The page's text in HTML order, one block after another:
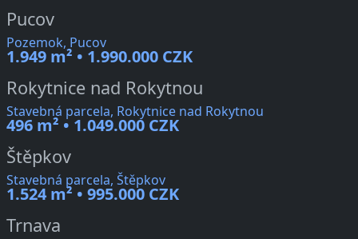
Pucov
Pozemok, Pucov
1.949 m² • 1.990.000 CZK
Rokytnice nad Rokytnou
Stavebná parcela, Rokytnice nad Rokytnou
496 m² • 1.049.000 CZK
Štěpkov
Stavebná parcela, Štěpkov
1.524 m² • 995.000 CZK
Trnava